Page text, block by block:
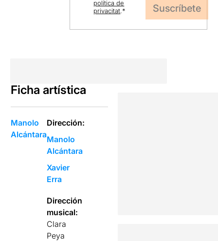
política de
privacitat.*
Ficha artística
Manolo
Alcántara
Dirección:
Manolo
Alcántara
Xavier
Erra
Dirección
musical:
Clara
Peya